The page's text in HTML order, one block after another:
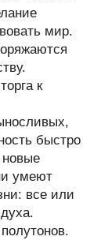
мир.
к
быстро
умеют
все или